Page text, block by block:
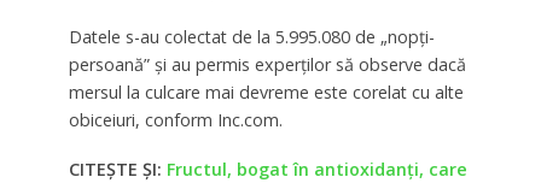
Datele s-au colectat de la 5.995.080 de „nopți-
persoană” și au permis experților să observe dacă
mersul la culcare mai devreme este corelat cu alte
obiceiuri, conform Inc.com.
CITEȘTE ȘI: Fructul, bogat în antioxidanți, care